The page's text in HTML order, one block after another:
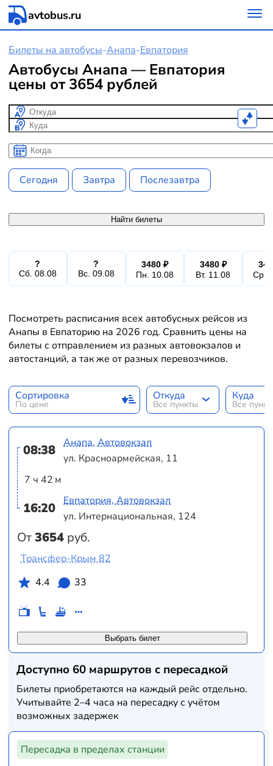
avtobus.ru
Билеты на автобусы-Анапа-Евпатория
Автобусы Анапа — Евпатория
цены от 3654 рублей
Откуда
Куда
Когда
Когда
Сегодня Завтра Послезавтра
Найти билеты
?
Сб. 08.08
?
Вс. 09.08
3480 ₽
Пн. 10.08
3480 ₽
Вт. 11.08
Ср.
Посмотреть расписания всех автобусных рейсов из
Анапы в Евпаторию на 2026 год. Сравнить цены на
билеты с отправлением из разных автовокзалов и
автостанций, а так же от разных перевозчиков.
Сортировка
По цене
Откуда
Все пункты
Куда
Все
08:38
7 ч 42 м
16:20
От3654 руб.
Анапа, Автовокзал
ул. Красноармейская, 11
Евпатория, Автовокзал
ул. Интернациональная, 124
Выбрать билет
Трансфер-Крым 82
4.4
33
Доступно 60 маршрутов с пересадкой
Билеты приобретаются на каждый рейс отдельно.
Учитывайте 2–4 часа на пересадку с учётом
возможных задержек
Пересадка в пределах станции